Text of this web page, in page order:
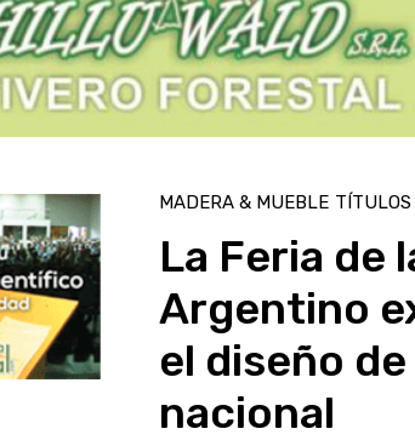
MADERA & MUEBLE TÍTULOS
La Feria de
Argentino
el diseño
nacional